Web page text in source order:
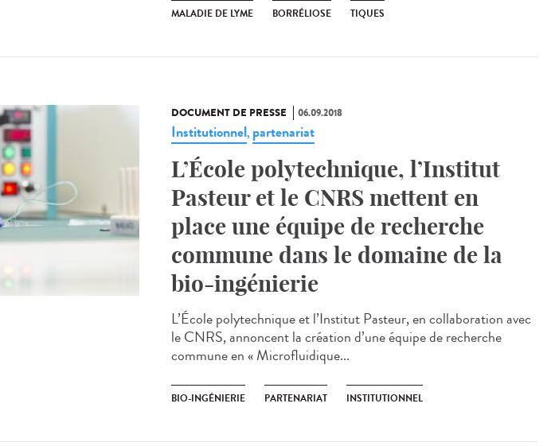
MALADIE DE LYME BORRÉLIOSE TIQUES
DOCUMENT DE PRESSE 06.09.2018
Institutionnel, partenariat
L’École polytechnique, l’Institut
Pasteur et le CNRS mettent en
place une équipe de recherche
commune dans le domaine de la
bio-ingénierie
L’École polytechnique et l’Institut Pasteur, en collaboration avec
le CNRS, annoncent la création d’une équipe de recherche
commune en « Microfluidique...
BIO-INGÉNIERIE PARTENARIAT INSTITUTIONNEL